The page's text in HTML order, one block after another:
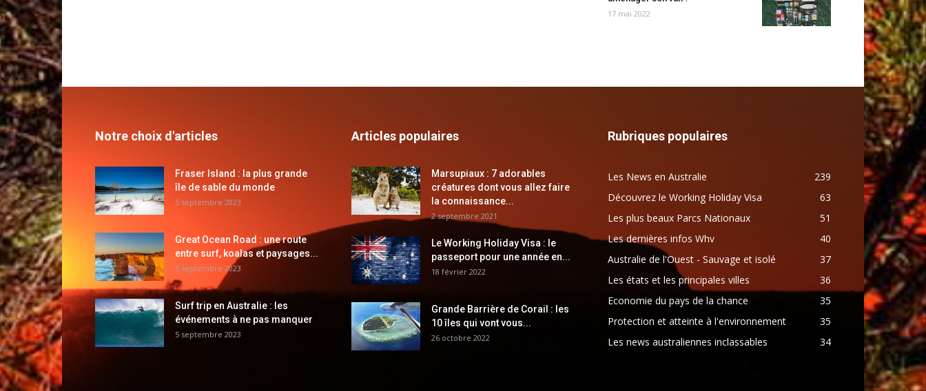
17 mai 2022
Notre choix d'articles
Fraser Island : la plus grande
île de sable du monde
5 septembre 2023
Great Ocean Road : une route
entre surf, koalas et paysages...
5 septembre 2023
Surf trip en Australie : les
événements à ne pas manquer
5 septembre 2023
Articles populaires
Marsupiaux : 7 adorables
créatures dont vous allez faire
la connaissance...
2 septembre 2021
Le Working Holiday Visa : le
passeport pour une année en...
18 février 2022
Grande Barrière de Corail : les
10 îles qui vont vous...
26 octobre 2022
Rubriques populaires
Les News en Australie
239
Découvrez le Working Holiday Visa
63
Les plus beaux Parcs Nationaux
51
Les dernières infos Whv
40
Australie de l'Ouest - Sauvage et isolé
37
Les états et les principales villes
36
Economie du pays de la chance
35
Protection et atteinte à l'environnement
35
Les news australiennes inclassables
34